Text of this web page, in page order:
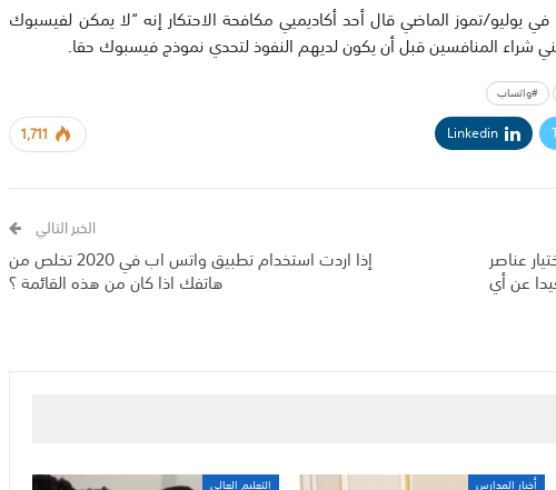
يوليو/تموز الماضي قال أحد أكاديميي مكافحة الاحتكار إنه “لا يمكن لفيسبوك
شراء المنافسين قبل أن يكون لديهم النفوذ لتحدي نموذج فيسبوك حقا.
#واتساب
1,711 Linkedin
عناصر
عن أي
الخبر التالي
إذا اردت استخدام تطبيق واتس اب في 2020 تخلص من
هاتفك اذا كان من هذه القائمة ؟